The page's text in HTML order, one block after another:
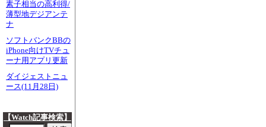
素子相当の高利得/
薄型地デジアンテ
ナ
ソフトバンクBBの
iPhone向けTVチュ
ーナ用アプリ更新
ダイジェストニュ
ース(11月28日)
【Watch記事検索】